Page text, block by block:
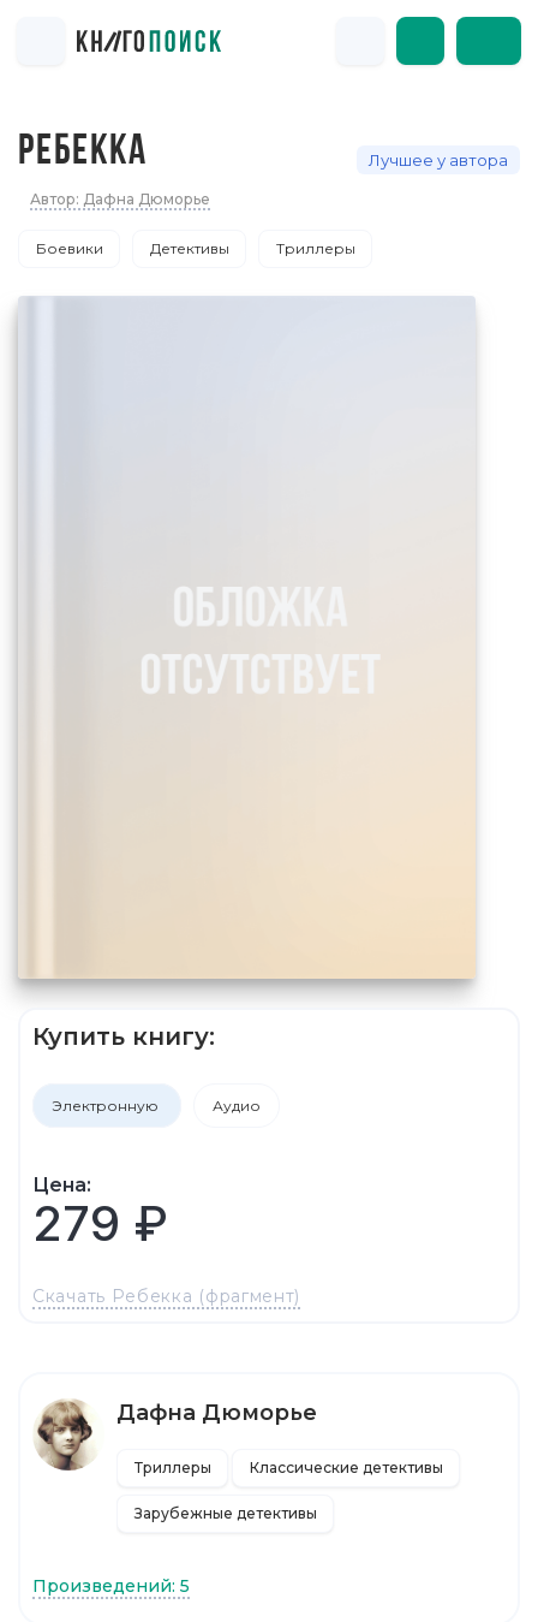
РЕБЕККА Лучшее у автора
Автор: Дафна Дюморье
Боевики Детективы Триллеры
Купить книгу:
Электронную Аудио
Цена:
279 ₽
Скачать Ребекка (фрагмент)
Дафна Дюморье
Триллеры Классические детективы
Зарубежные детективы
Произведений: 5